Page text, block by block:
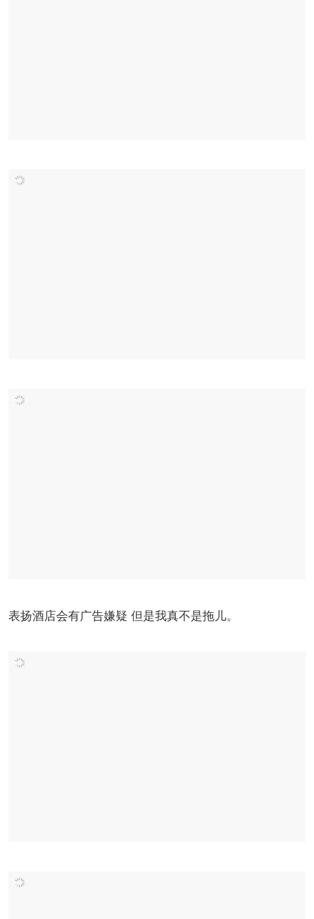
表扬酒店会有广告嫌疑 但是我真不是拖儿。